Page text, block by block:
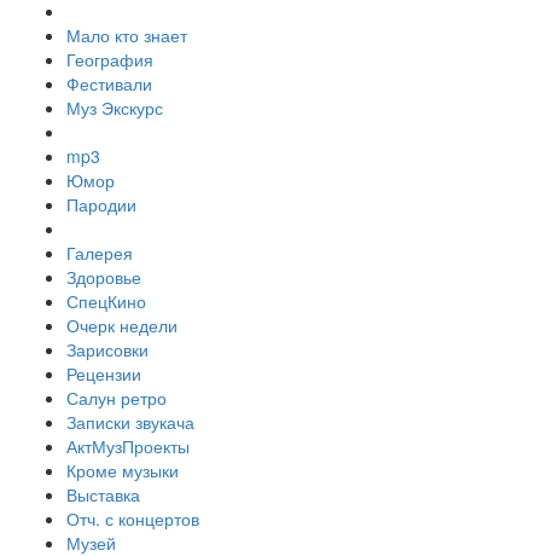
Мало кто знает
География
Фестивали
Муз Экскурс
mp3
Юмор
Пародии
Галерея
Здоровье
СпецКино
Очерк недели
Зарисовки
Рецензии
Салун ретро
Записки звукача
АктМузПроекты
Кроме музыки
Выставка
Отч. с концертов
Музей